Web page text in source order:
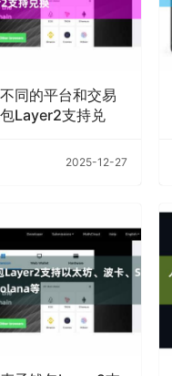
同的平台和交易
Layer2支持兑
2025-12-27